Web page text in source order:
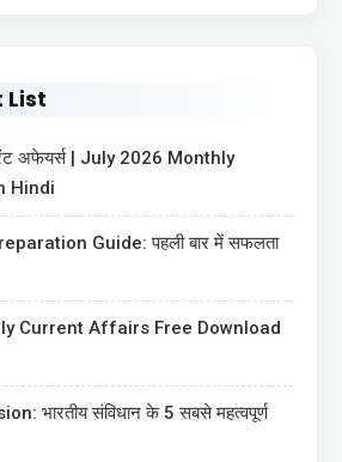
List
अफेयर्स | July 2026 Monthly
Hindi
Guide: पहली बार में सफलता
Current Affairs Free Download
भारतीय संविधान के 5 सबसे महत्वपूर्ण